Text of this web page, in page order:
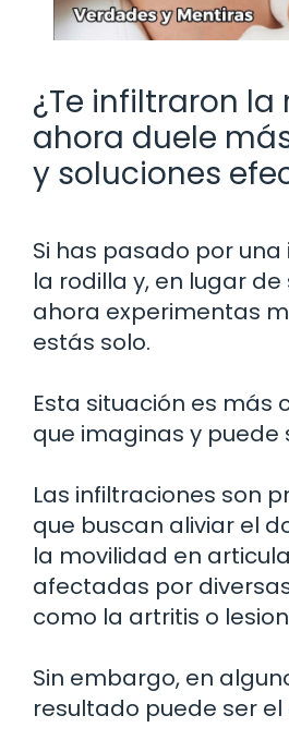
¿Te infiltraron la
ahora duele
y soluciones
Si has pasado por
la rodilla y, en lugar de
ahora experimentas
estás solo.
Esta situación es más
que imaginas y puede
Las infiltraciones son
que buscan aliviar el
la movilidad en
afectadas por
como la artritis o
Sin embargo, en
resultado puede ser el